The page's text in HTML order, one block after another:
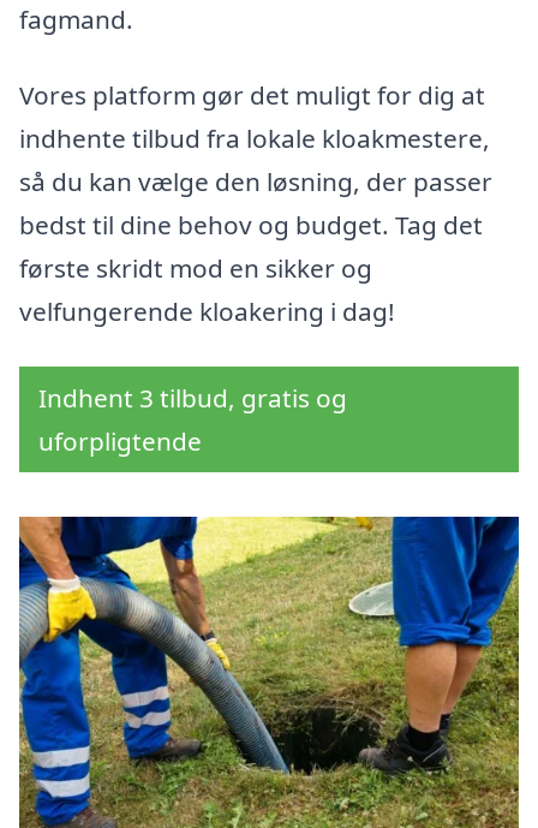
fagmand.
Vores platform gør det muligt for dig at
indhente tilbud fra lokale kloakmestere,
så du kan vælge den løsning, der passer
bedst til dine behov og budget. Tag det
første skridt mod en sikker og
velfungerende kloakering i dag!
Indhent 3 tilbud, gratis og
uforpligtende